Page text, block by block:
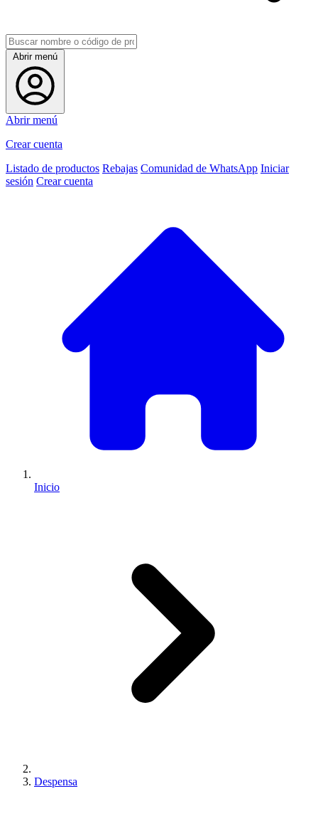
Abrir menú
Abrir menú
Crear cuenta
Listado de productos Rebajas Comunidad de WhatsApp Iniciar
sesión Crear cuenta
Inicio
Despensa